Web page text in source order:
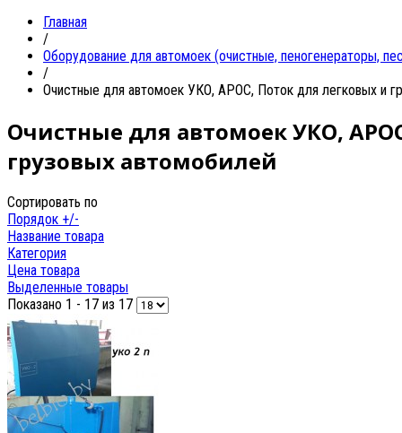
Главная
/
Oборудование для автомоек (очистные, пеногенераторы,
/
Очистные для автомоек УКО, АРОС, Поток для легковых и
Очистные для автомоек УКО,
грузовых автомобилей
Сортировать по
Порядок +/-
Название товара
Категория
Цена товара
Выделенные товары
Показано 1 - 17 из 17